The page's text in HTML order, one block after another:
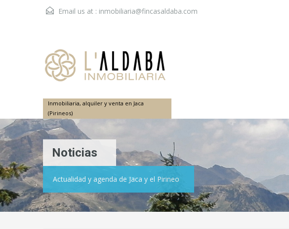
Email us at : inmobiliaria@fincasaldaba.com
Inmobiliaria, alquiler y venta en Jaca
(Pirineos)
Noticias
Actualidad y agenda de Jaca y el Pirineo